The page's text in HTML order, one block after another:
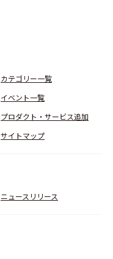
カテゴリー一覧
イベント一覧
プロダクト・サービス追加
サイトマップ
ニュースリリース